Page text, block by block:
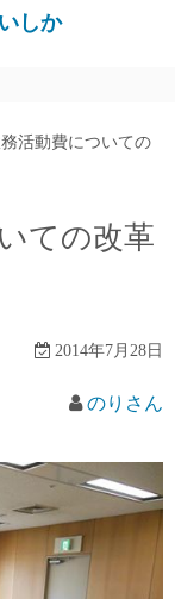
しか
活動費についての
ての改革
2014年7月28日
のりさん